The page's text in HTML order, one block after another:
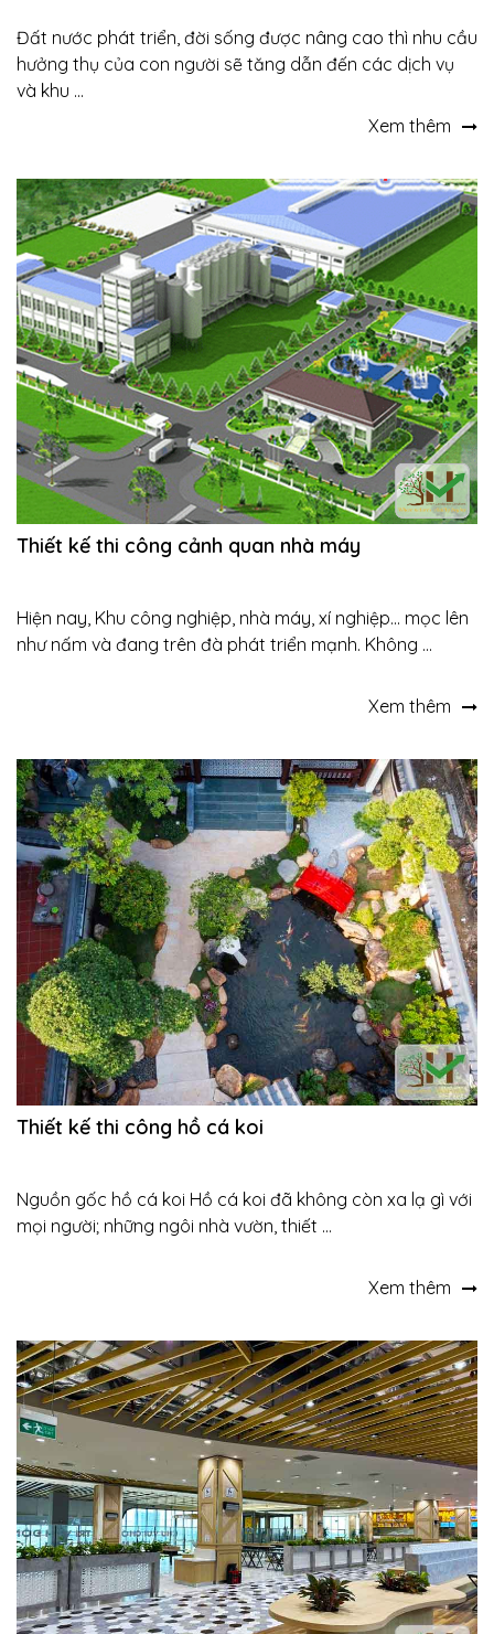
Đất nước phát triển, đời sống được nâng cao thì nhu cầu
hưởng thụ của con người sẽ tăng dẫn đến các dịch vụ
và khu ...
Xem thêm
Thiết kế thi công cảnh quan nhà máy
Hiện nay, Khu công nghiệp, nhà máy, xí nghiệp... mọc lên
như nấm và đang trên đà phát triển mạnh. Không ...
Xem thêm
Thiết kế thi công hồ cá koi
Nguồn gốc hồ cá koi Hồ cá koi đã không còn xa lạ gì với
mọi người; những ngôi nhà vườn, thiết ...
Xem thêm